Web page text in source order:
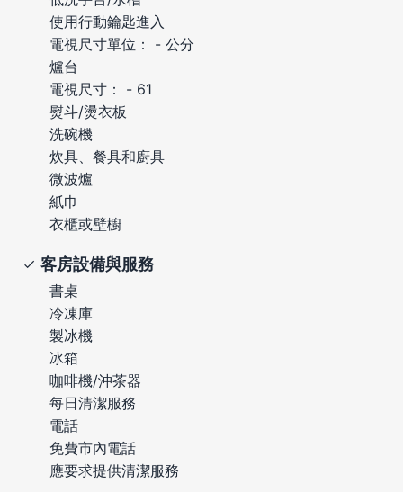
使用行動鑰匙進入
電視尺寸單位： - 公分
爐台
電視尺寸： - 61
熨斗/燙衣板
洗碗機
炊具、餐具和廚具
微波爐
紙巾
衣櫃或壁櫥
客房設備與服務
書桌
冷凍庫
製冰機
冰箱
咖啡機/沖茶器
每日清潔服務
電話
免費市內電話
應要求提供清潔服務